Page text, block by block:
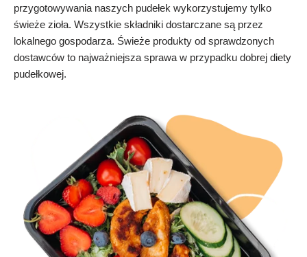
przygotowywania naszych pudełek wykorzystujemy tylko
świeże zioła. Wszystkie składniki dostarczane są przez
lokalnego gospodarza. Świeże produkty od sprawdzonych
dostawców to najważniejsza sprawa w przypadku dobrej diety
pudełkowej.